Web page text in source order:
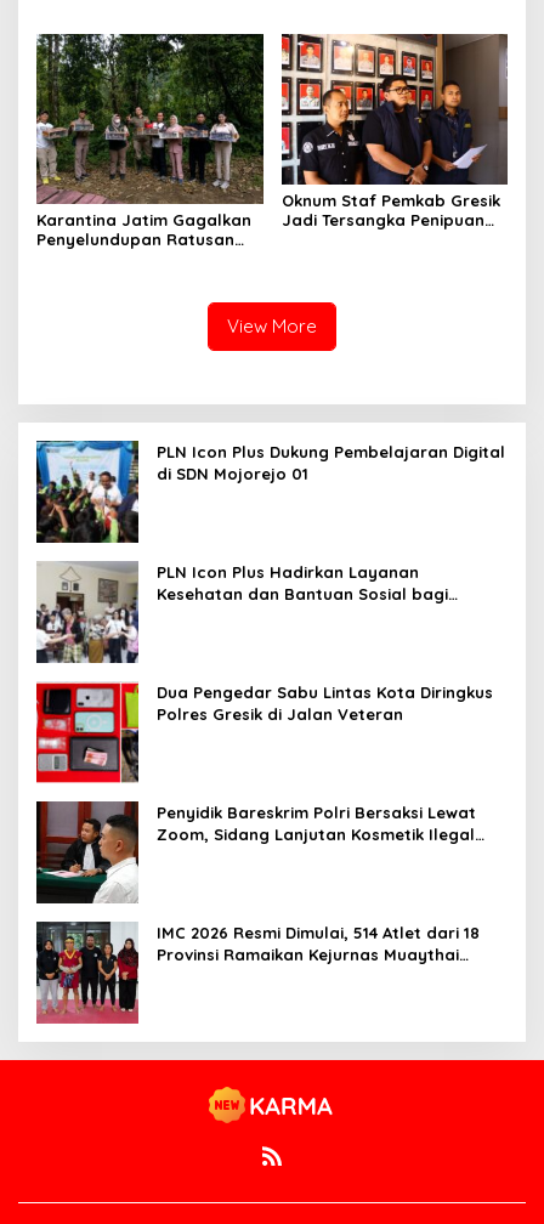
Karantina Jatim Gagalkan
Penyelundupan Ratusan
Oknum Staf Pemkab Gresik
Jadi Tersangka Penipuan
View More
PLN Icon Plus Dukung Pembelajaran Digital
di SDN Mojorejo 01
PLN Icon Plus Hadirkan Layanan
Kesehatan dan Bantuan Sosial bagi
Dua Pengedar Sabu Lintas Kota Diringkus
Polres Gresik di Jalan Veteran
Penyidik Bareskrim Polri Bersaksi Lewat
Zoom, Sidang Lanjutan Kosmetik Ilegal
IMC 2026 Resmi Dimulai, 514 Atlet dari 18
Provinsi Ramaikan Kejurnas Muaythai